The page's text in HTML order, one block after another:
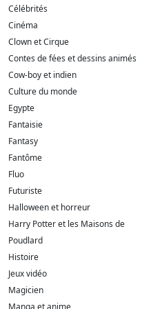
Célébrités
Cinéma
Clown et Cirque
Contes de fées et dessins animés
Cow-boy et indien
Culture du monde
Egypte
Fantaisie
Fantasy
Fantôme
Fluo
Futuriste
Halloween et horreur
Harry Potter et les Maisons de
Poudlard
Histoire
Jeux vidéo
Magicien